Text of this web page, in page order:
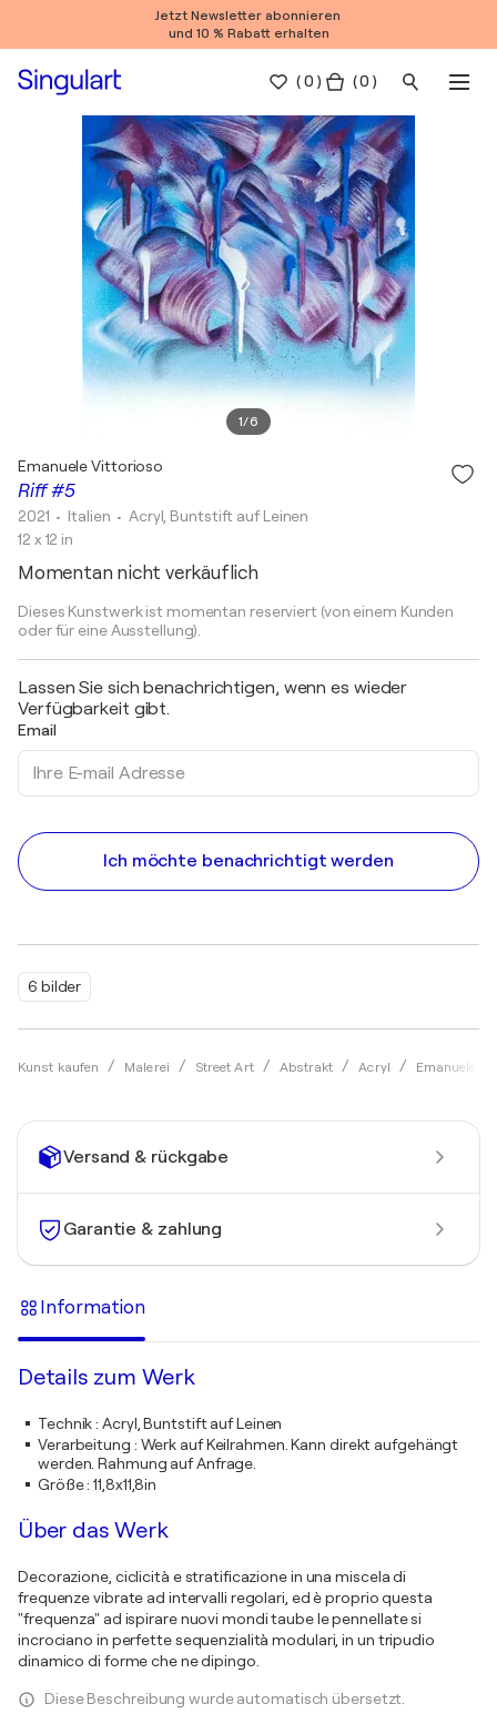
Jetzt Newsletter abonnieren
und 10 % Rabatt erhalten
(0 ) ( 0 )
1/6
6 bilder
Kunst kaufen Malerei Street Art Abstrakt Acryl Emanuele
Riff #5
Emanuele Vittorioso
2021 • Italien • Acryl, Buntstift auf Leinen
12 x 12 in
Momentan nicht verkäuflich
Dieses Kunstwerk ist momentan reserviert (von einem Kunden
oder für eine Ausstellung).
Lassen Sie sich benachrichtigen, wenn es wieder
Verfügbarkeit gibt.
Email
Ich möchte benachrichtigt werden
Versand & rückgabe
Garantie & zahlung
Information
Details zum Werk
Technik:Acryl, Buntstift auf Leinen
Verarbeitung : Werk auf Keilrahmen. Kann direkt aufgehängt
werden. Rahmung auf Anfrage.
Größe:11,8x11,8in
Über das Werk
Decorazione, ciclicità e stratificazione in una miscela di
frequenze vibrate ad intervalli regolari, ed è proprio questa
"frequenza" ad ispirare nuovi mondi taube le pennellate si
incrociano in perfette sequenzialità modulari, in un tripudio
dinamico di forme che ne dipingo.
Diese Beschreibung wurde automatisch übersetzt.